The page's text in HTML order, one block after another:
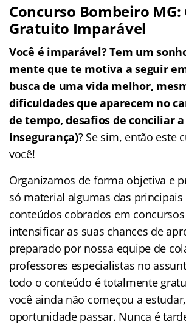
Concurso Bombeiro MG:
Gratuito Imparável
Você é imparável? Tem um
mente que te motiva a seguir
busca de uma vida melhor,
dificuldades que aparecem no
de tempo, desafios de conciliar
insegurança)? Se sim, então este
você!
Organizamos de forma objetiva e
só material algumas das
conteúdos cobrados em
intensificar as suas chances de
preparado por nossa equipe de
professores especialistas no
todo o conteúdo é totalmente
você ainda não começou a
oportunidade passar. Nunca é